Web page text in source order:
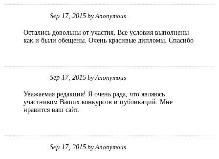
Sep 17, 2015 by Anonymous
Остались довольны от участия, Все условия выполнены
как и были обещены. Очень красивые дипломы. Спасибо
Sep 17, 2015 by Anonymous
Уважаемая редакция! Я очень рада, что являюсь
участником Ваших конкурсов и публикаций. Мне
нравится ваш сайт.
Sep 17, 2015 by Anonymous